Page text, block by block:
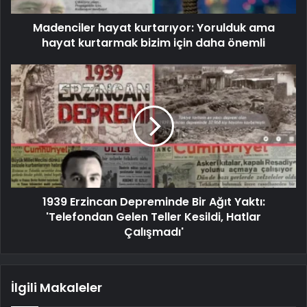
Madenciler hayat kurtarıyor: Yorulduk ama
hayat kurtarmak bizim için daha önemli
1939 Erzincan Depreminde Bir Ağıt Yaktı:
'Telefondan Gelen Teller Kesildi, Hatlar
Çalışmadı'
İlgili Makaleler